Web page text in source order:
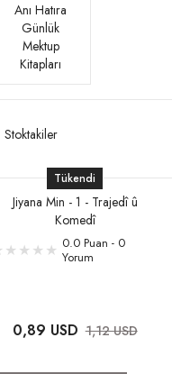
Anı Hatıra
Günlük
Mektup
Kitapları
Stoktakiler
Tükendi
Jiyana Min - 1 - Trajedî û
Komedî
0.0 Puan - 0
Yorum
0,89 USD 1,12 USD